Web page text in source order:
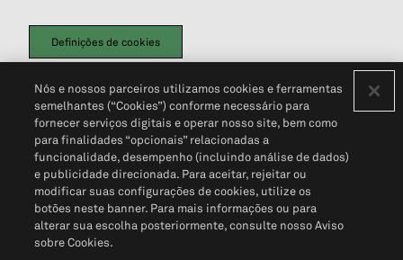
Definições de cookies
Política de PrivacidadePortal de privacidade do cliente (em inglês)
Não Venda Minhas Informações Pessoais© 2026 S&P Global
Nós e nossos parceiros utilizamos cookies e ferramentas
semelhantes (“Cookies”) conforme necessário para
fornecer serviços digitais e operar nosso site, bem como
para finalidades “opcionais” relacionadas a
funcionalidade, desempenho (incluindo análise de dados)
e publicidade direcionada. Para aceitar, rejeitar ou
modificar suas configurações de cookies, utilize os
botões neste banner. Para mais informações ou para
alterar sua escolha posteriormente, consulte nosso Aviso
sobre Cookies.